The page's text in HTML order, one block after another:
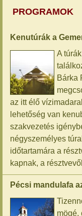
PROGRAMOK
Kenutúrák a
A
Bárka
az itt élő
lehetőség van
szakvezetés
négyszemélyes
időtartamára a
kapnak, a
Pécsi mandulafa
mögé,